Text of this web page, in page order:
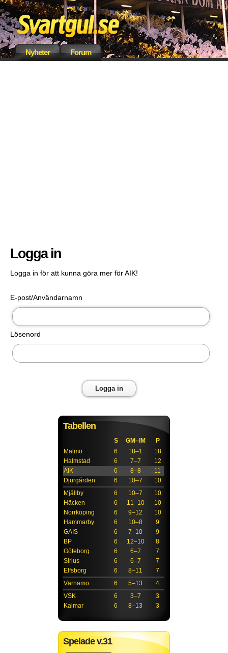
Nyheter Forum
Logga in
Logga in för att kunna göra mer för AIK!
E-post/Användarnamn
Lösenord
Logga in
Tabellen
S GM–IM
P
Malmö
6 18–1
18
Halmstad
6 7–7
12
AIK
6 8–8
11
Djurgården
6 10–7
10
Mjällby
6 10–7
10
Häcken
6 11–10
10
Norrköping
6 9–12
10
Hammarby
6 10–8
9
GAIS
6 7–10
9
BP
6 12–10
8
Göteborg
6 6–7
7
Sirius
6 6–7
7
Elfsborg
6 8–11
7
Värnamo
6 5–13
4
VSK
6 3–7
3
Kalmar
6 8–13 3
Spelade v.31